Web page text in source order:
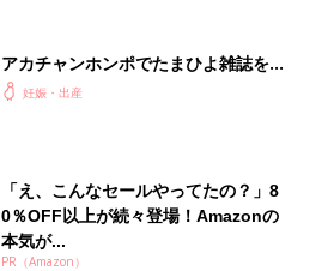
アカチャンホンポでたまひよ雑誌を買
うとポイント10倍【期間限定】
妊娠・出産
「え、こんなセールやってたの？」8
0％OFF以上が続々登場！Amazonの
本気が...
PR（Amazon）